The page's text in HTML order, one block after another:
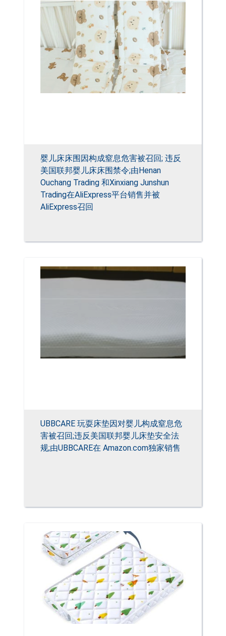
婴儿床床围因构成窒息危害被召回; 违反
美国联邦婴儿床床围禁令;由Henan
Ouchang Trading 和Xinxiang Junshun
Trading在AliExpress平台销售并被
AliExpress召回
UBBCARE 玩耍床垫因对婴儿构成窒息危
害被召回;违反美国联邦婴儿床垫安全法
规;由UBBCARE在 Amazon.com独家销售